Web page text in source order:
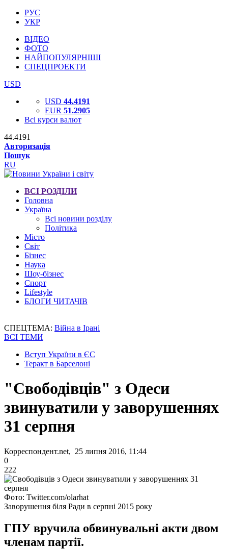
РУС
УКР
ВІДЕО
ФОТО
НАЙПОПУЛЯРНІШІ
СПЕЦПРОЕКТИ
USD
USD 44.4191
EUR 51.2905
Всі курси валют
44.4191
Авторизація
Пошук
RU
ВСІ РОЗДІЛИ
Головна
Україна
Всі новини розділу
Політика
Місто
Світ
Бізнес
Наука
Шоу-бізнес
Спорт
Lifestyle
БЛОГИ ЧИТАЧІВ
СПЕЦТЕМА: Війна в Ірані
ВСІ ТЕМИ
Вступ України в ЄС
Теракт в Барселоні
"Свободівців" з Одеси
звинуватили у заворушеннях
31 серпня
Корреспондент.net, 25 липня 2016, 11:44
0
222
Фото: Twitter.com/olarhat
Заворушення біля Ради в серпні 2015 року
ГПУ вручила обвинувальні акти двом
членам партії.